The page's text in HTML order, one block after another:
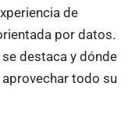
de
por datos.
destaca y dónde
todo su